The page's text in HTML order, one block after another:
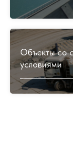
Объекты со
условиями